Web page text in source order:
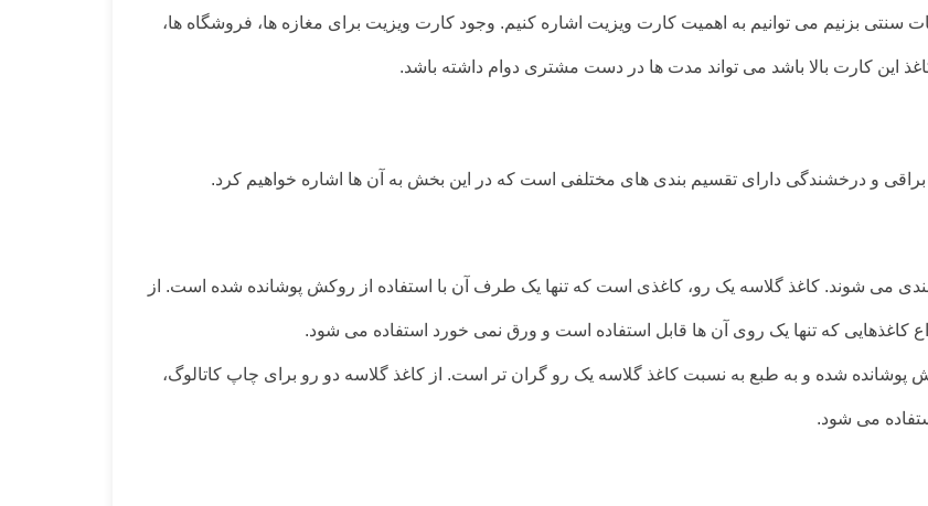
سنتی بزنیم می توانیم به اهمیت کارت ویزیت اشاره کنیم. وجود کارت ویزیت برای مغازه ها، فروشگاه ها،
کارت بالا باشد می تواند مدت ها در دست مشتری دوام داشته باشد.
براقی و درخشندگی دارای تقسیم بندی های مختلفی است که در این بخش به آن ها اشاره خواهیم کرد.
می شوند. کاغذ گلاسه یک رو، کاغذی است که تنها یک طرف آن با استفاده از روکش پوشانده شده است. از
کاغذهایی که تنها یک روی آن ها قابل استفاده است و ورق نمی خورد استفاده می شود.
پوشانده شده و به طبع به نسبت کاغذ گلاسه یک رو گران تر است‌. از کاغذ گلاسه دو رو برای چاپ کاتالوگ،
می شود.